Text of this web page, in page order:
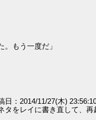
もう一度だ」
日：2014/11/27(木)
をレイに書き直して、再